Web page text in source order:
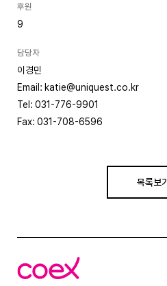
후원
9
담당자
이경민
Email: katie@uniquest.co.kr
Tel: 031-776-9901
Fax: 031-708-6596
목록보기
코
엑